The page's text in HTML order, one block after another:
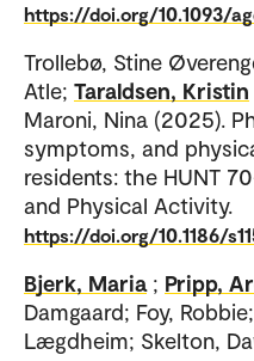
https://doi.org/10.1093/
Trollebø, Stine
Atle; Taraldsen, Kristin
Maroni, Nina (2025).
symptoms, and
residents: the HUNT
and Physical Activity.
https://doi.org/10.1186/
Bjerk, Maria ; Pripp,
Damgaard; Foy,
Lægdheim; Skelton,